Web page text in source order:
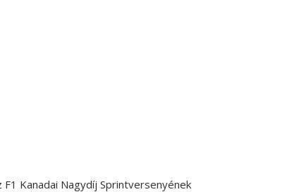
F1 Kanadai Nagydíj Sprintversenyének